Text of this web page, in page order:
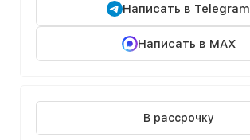
Написать в Telegram
Написать в MAX
В рассрочку